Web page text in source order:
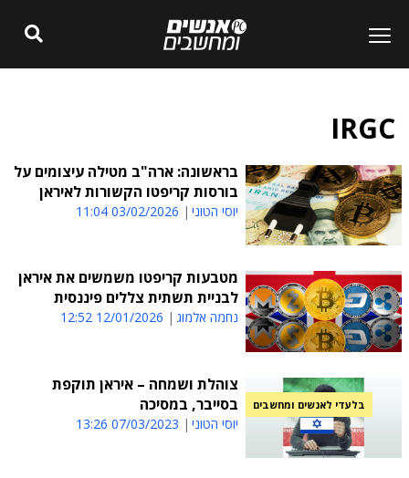
IRGC
בראשונה: ארה"ב מטילה עיצומים על
בורסות קריפטו הקשורות לאיראן
יוסי הטוני 03/02/2026 11:04
מטבעות קריפטו משמשים את איראן
לבניית תשתית צללים פיננסית
נחמה אלמוג 12/01/2026 12:52
בלעדי לאנשים ומחשבים
צוהלת ושמחה – איראן תוקפת
בסייבר, במסיכה
יוסי הטוני 07/03/2023 13:26